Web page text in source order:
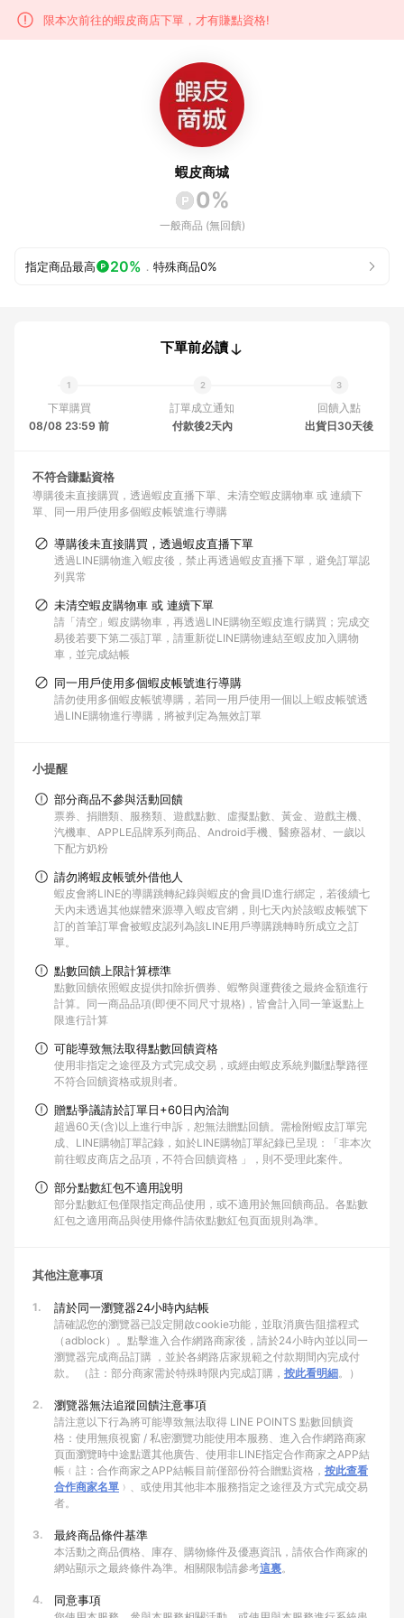
限本次前往的蝦皮商店下單，才有賺點資格!
蝦皮商城
0%
一般商品 (無回饋)
指定商品最高 20% ． 特殊商品0%
下單前必讀
下單購買
08/08 23:59 前
訂單成立通知
付款後2天內
回饋入點
出貨日30天後
不符合賺點資格
導購後未直接購買，透過蝦皮直播下單
未清空蝦皮購物車 或 連續下
單
同一用戶使用多個蝦皮帳號進行導購
導購後未直接購買，透過蝦皮直播下單
透過LINE購物進入蝦皮後，禁止再透過蝦皮直播下單，避免訂單認
列異常
未清空蝦皮購物車 或 連續下單
請「清空」蝦皮購物車，再透過LINE購物至蝦皮進行購買；完成交
易後若要下第二張訂單，請重新從LINE購物連結至蝦皮加入購物
車，並完成結帳
同一用戶使用多個蝦皮帳號進行導購
請勿使用多個蝦皮帳號導購，若同一用戶使用一個以上蝦皮帳號透
過LINE購物進行導購，將被判定為無效訂單
小提醒
部分商品不參與活動回饋
票券、捐贈類、服務類、遊戲點數、虛擬點數、黃金、遊戲主機、
汽機車、APPLE品牌系列商品、Android手機、醫療器材、一歲以
下配方奶粉
請勿將蝦皮帳號外借他人
蝦皮會將LINE的導購跳轉紀錄與蝦皮的會員ID進行綁定，若後續七
天內未透過其他媒體來源導入蝦皮官網，則七天內於該蝦皮帳號下
訂的首筆訂單會被蝦皮認列為該LINE用戶導購跳轉時所成立之訂
單。
點數回饋上限計算標準
點數回饋依照蝦皮提供扣除折價券、蝦幣與運費後之最終金額進行
計算。同一商品品項(即便不同尺寸規格)，皆會計入同一筆返點上
限進行計算
可能導致無法取得點數回饋資格
使用非指定之途徑及方式完成交易，或經由蝦皮系統判斷點擊路徑
不符合回饋資格或規則者。
贈點爭議請於訂單日+60日內洽詢
超過60天(含)以上進行申訴，恕無法贈點回饋。需檢附蝦皮訂單完
成、LINE購物訂單記錄，如於LINE購物訂單紀錄已呈現：「非本次
前往蝦皮商店之品項，不符合回饋資格 」，則不受理此案件。
部分點數紅包不適用說明
部分點數紅包僅限指定商品使用，或不適用於無回饋商品。各點數
紅包之適用商品與使用條件請依點數紅包頁面規則為準。
其他注意事項
1. 請於同一瀏覽器24小時內結帳
請確認您的瀏覽器已設定開啟cookie功能，並取消廣告阻擋程式
（adblock）。點擊進入合作網路商家後，請於24小時內並以同一
瀏覽器完成商品訂購 ，並於各網路店家規範之付款期間內完成付
款。 （註：部分商家需於特殊時限內完成訂購， 按此看明細。）
2. 瀏覽器無法追蹤回饋注意事項
請注意以下行為將可能導致無法取得 LINE POINTS 點數回饋資
格：使用無痕視窗 / 私密瀏覽功能使用本服務、進入合作網路商家
頁面瀏覽時中途點選其他廣告、使用非LINE指定合作商家之APP結
帳﹙註：合作商家之APP結帳目前僅部份符合贈點資格， 按此查看
合作商家名單 ﹚、或使用其他非本服務指定之途徑及方式完成交易
者。
3. 最終商品條件基準
本活動之商品價格、庫存、購物條件及優惠資訊，請依合作商家的
網站顯示之最終條件為準。相關限制請參考這裏。
4. 同意事項